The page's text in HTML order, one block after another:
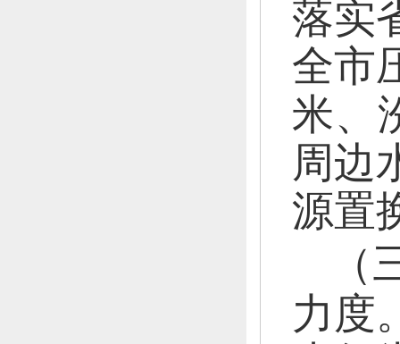
落实
全市
米、
周边
源置
力度